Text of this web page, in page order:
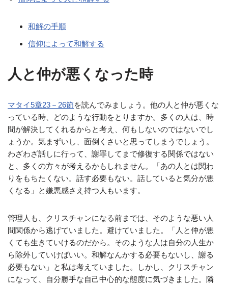
和解の手順
信仰によって和解する
人と仲が悪くなった時
マタイ5章23－26節を読んでみましょう。他の人と仲が悪くな
っている時、どのような行動をとりますか。多くの人は、時
間が解決してくれるからと考え、何もしないのではないでし
ょうか。気まずいし、面倒くさいと思ってしまうでしょう。
わざわざ話しに行って、謝罪してまで修復する関係ではない
と、多くの方々が考えるかもしれません。「あの人とは関わ
りをもちたくない。話す必要もない。話していると気分が悪
くなる」と嫌悪感さえ持つ人もいます。
管理人も、クリスチャンになる前までは、そのような悪い人
間関係から逃げていました。避けていました。「人と仲が悪
くても生きていけるのだから。そのような人は自分の人生か
ら除外していけばいい。和解なんかする必要もないし、謝る
必要もない」と私は考えていました。しかし、クリスチャン
になって、自分勝手な自己中心的な態度に気づきました。隣